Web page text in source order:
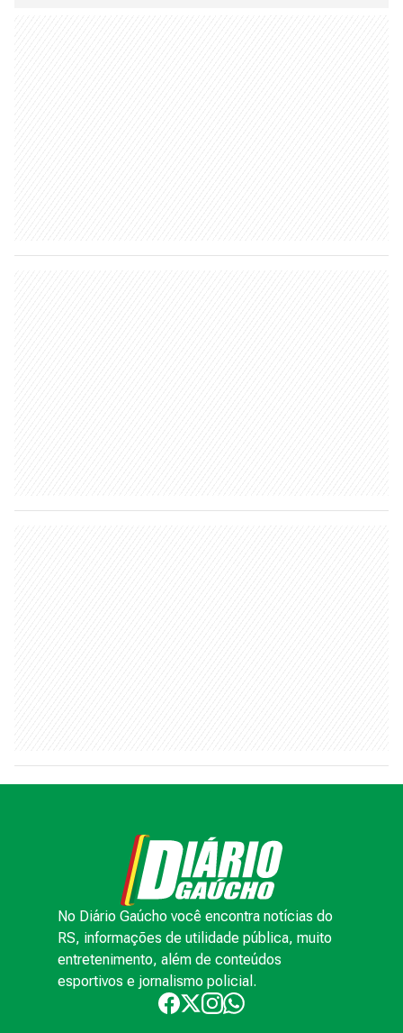
No Diário Gaúcho você encontra notícias do
RS, informações de utilidade pública, muito
entretenimento, além de conteúdos
esportivos e jornalismo policial.